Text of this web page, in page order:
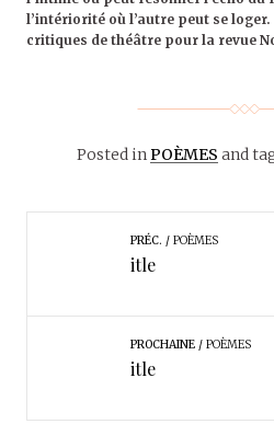
l’intériorité où l’autre peut se
critiques de théâtre pour la revue
Posted inPOÈMES and
PRÉC. POÈMES
itle
PROCHAINE POÈMES
itle